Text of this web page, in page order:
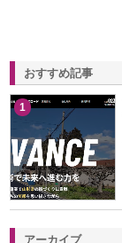
おすすめ記事
1
アーカイブ